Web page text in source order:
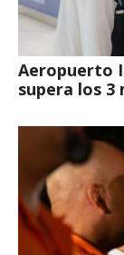
Aeropuerto
supera los 3